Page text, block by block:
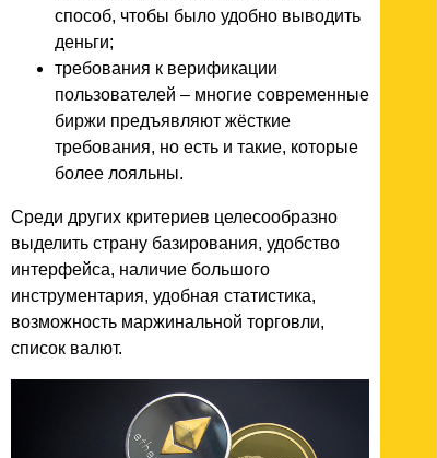
способ, чтобы было удобно выводить
деньги;
требования к верификации
пользователей – многие современные
биржи предъявляют жёсткие
требования, но есть и такие, которые
более лояльны.
Среди других критериев целесообразно
выделить страну базирования, удобство
интерфейса, наличие большого
инструментария, удобная статистика,
возможность маржинальной торговли,
список валют.